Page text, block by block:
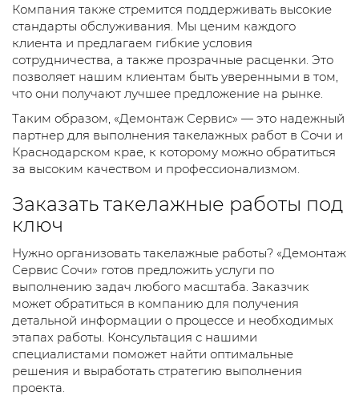
Компания также стремится поддерживать высокие
стандарты обслуживания. Мы ценим каждого
клиента и предлагаем гибкие условия
сотрудничества, а также прозрачные расценки. Это
позволяет нашим клиентам быть уверенными в том,
что они получают лучшее предложение на рынке.
Таким образом, «Демонтаж Сервис» — это надежный
партнер для выполнения такелажных работ в Сочи и
Краснодарском крае, к которому можно обратиться
за высоким качеством и профессионализмом.
Заказать такелажные работы под
ключ
Нужно организовать такелажные работы? «Демонтаж
Сервис Сочи» готов предложить услуги по
выполнению задач любого масштаба. Заказчик
может обратиться в компанию для получения
детальной информации о процессе и необходимых
этапах работы. Консультация с нашими
специалистами поможет найти оптимальные
решения и выработать стратегию выполнения
проекта.